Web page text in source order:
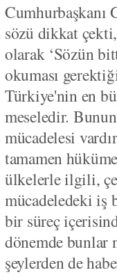
Cumhurbaşkanı
sözü dikkat
olarak ‘Sözün
okuması
Türkiye'nin en
meseledir.
mücadelesi
tamamen
ülkelerle ilgili,
mücadeledeki
bir süreç
dönemde bunlar
şeylerden de